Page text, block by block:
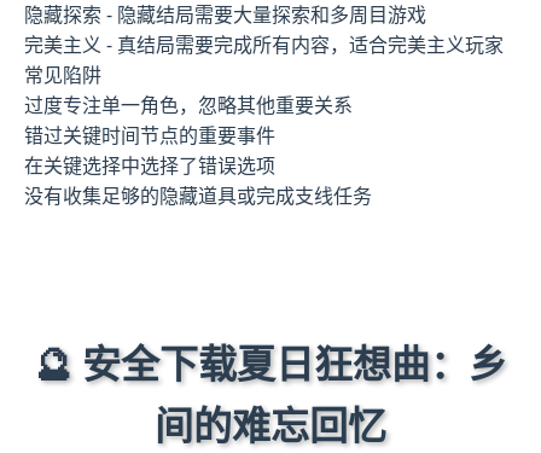
隐藏探索 - 隐藏结局需要大量探索和多周目游戏
完美主义 - 真结局需要完成所有内容，适合完美主义玩家
常见陷阱
过度专注单一角色，忽略其他重要关系
错过关键时间节点的重要事件
在关键选择中选择了错误选项
没有收集足够的隐藏道具或完成支线任务
🔮 安全下载夏日狂想曲：乡
间的难忘回忆